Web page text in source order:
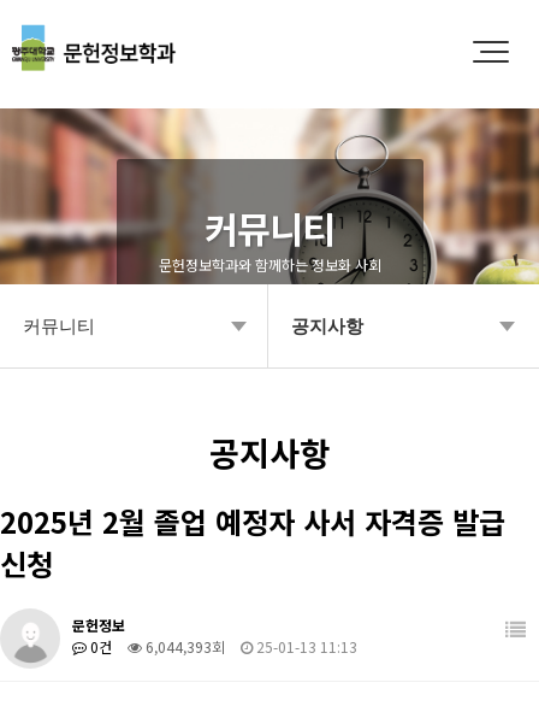
커뮤니티
문헌정보학과와 함께하는 정보화 사회
커뮤니티
대학원
학생활동
장학/취업
커뮤니티
공지사항
Q&A
영상갤러리
학과소식 갤러리
도서관계 소식
공지사항
2025년 2월 졸업 예정자 사서 자격증 발급
신청
문헌정보
0건
6,044,393회 25-01-13 11:13